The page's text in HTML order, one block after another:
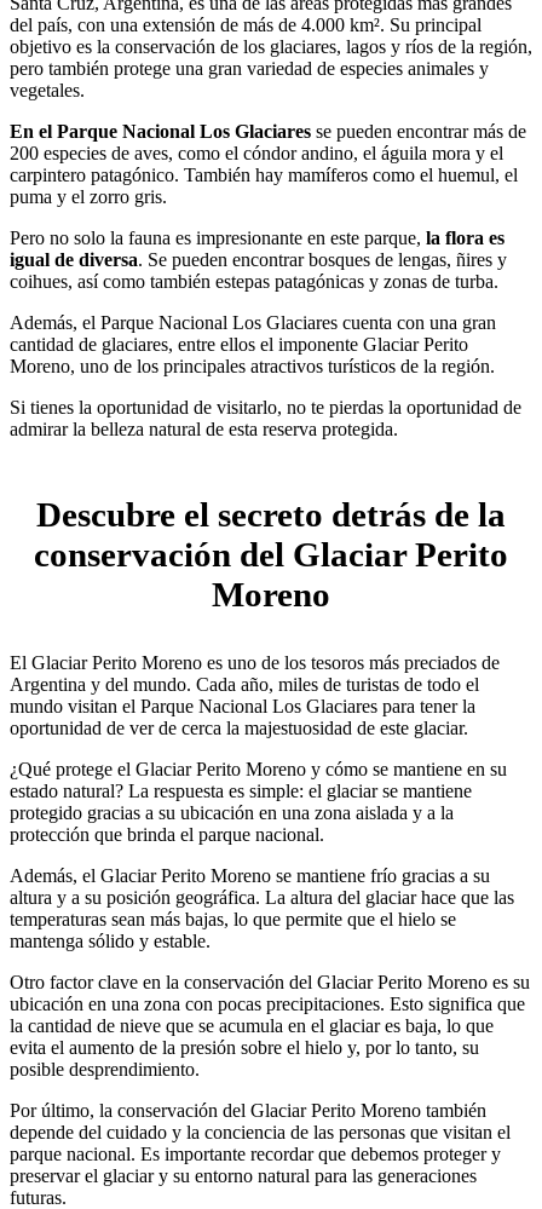
del país, con una extensión de más de 4.000 km². Su principal
objetivo es la conservación de los glaciares, lagos y ríos de la región,
pero también protege una gran variedad de especies animales y
vegetales.
En el Parque Nacional Los Glaciares se pueden encontrar más de
200 especies de aves, como el cóndor andino, el águila mora y el
carpintero patagónico. También hay mamíferos como el huemul, el
puma y el zorro gris.
Pero no solo la fauna es impresionante en este parque, la flora es
igual de diversa. Se pueden encontrar bosques de lengas, ñires y
coihues, así como también estepas patagónicas y zonas de turba.
Además, el Parque Nacional Los Glaciares cuenta con una gran
cantidad de glaciares, entre ellos el imponente Glaciar Perito
Moreno, uno de los principales atractivos turísticos de la región.
Si tienes la oportunidad de visitarlo, no te pierdas la oportunidad de
admirar la belleza natural de esta reserva protegida.
Descubre el secreto detrás de la
conservación del Glaciar Perito
Moreno
El Glaciar Perito Moreno es uno de los tesoros más preciados de
Argentina y del mundo. Cada año, miles de turistas de todo el
mundo visitan el Parque Nacional Los Glaciares para tener la
oportunidad de ver de cerca la majestuosidad de este glaciar.
¿Qué protege el Glaciar Perito Moreno y cómo se mantiene en su
estado natural? La respuesta es simple: el glaciar se mantiene
protegido gracias a su ubicación en una zona aislada y a la
protección que brinda el parque nacional.
Además, el Glaciar Perito Moreno se mantiene frío gracias a su
altura y a su posición geográfica. La altura del glaciar hace que las
temperaturas sean más bajas, lo que permite que el hielo se
mantenga sólido y estable.
Otro factor clave en la conservación del Glaciar Perito Moreno es su
ubicación en una zona con pocas precipitaciones. Esto significa que
la cantidad de nieve que se acumula en el glaciar es baja, lo que
evita el aumento de la presión sobre el hielo y, por lo tanto, su
posible desprendimiento.
Por último, la conservación del Glaciar Perito Moreno también
depende del cuidado y la conciencia de las personas que visitan el
parque nacional. Es importante recordar que debemos proteger y
preservar el glaciar y su entorno natural para las generaciones
futuras.